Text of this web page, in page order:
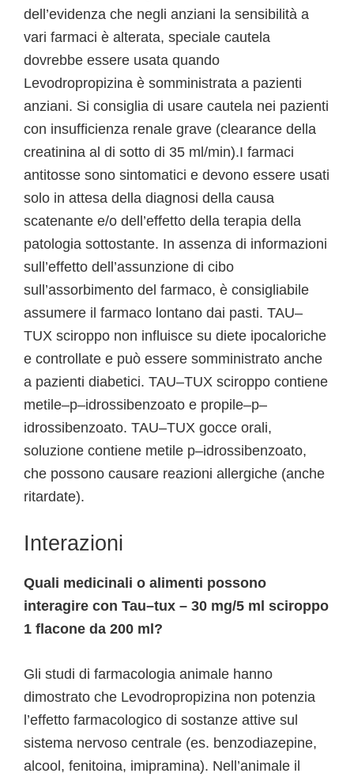
dell’evidenza che negli anziani la sensibilità a
vari farmaci è alterata, speciale cautela
dovrebbe essere usata quando
Levodropropizina è somministrata a pazienti
anziani. Si consiglia di usare cautela nei pazienti
con insufficienza renale grave (clearance della
creatinina al di sotto di 35 ml/min).I farmaci
antitosse sono sintomatici e devono essere usati
solo in attesa della diagnosi della causa
scatenante e/o dell’effetto della terapia della
patologia sottostante. In assenza di informazioni
sull’effetto dell’assunzione di cibo
sull’assorbimento del farmaco, è consigliabile
assumere il farmaco lontano dai pasti. TAU–
TUX sciroppo non influisce su diete ipocaloriche
e controllate e può essere somministrato anche
a pazienti diabetici. TAU–TUX sciroppo contiene
metile–p–idrossibenzoato e propile–p–
idrossibenzoato. TAU–TUX gocce orali,
soluzione contiene metile p–idrossibenzoato,
che possono causare reazioni allergiche (anche
ritardate).
Interazioni
Quali medicinali o alimenti possono
interagire con Tau–tux – 30 mg/5 ml sciroppo
1 flacone da 200 ml?
Gli studi di farmacologia animale hanno
dimostrato che Levodropropizina non potenzia
l’effetto farmacologico di sostanze attive sul
sistema nervoso centrale (es. benzodiazepine,
alcool, fenitoina, imipramina). Nell’animale il